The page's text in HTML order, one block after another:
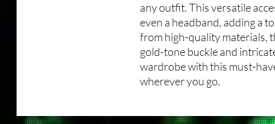
any outfit. This versatile
even a headband, adding a
from high-quality materials,
gold-tone buckle and
wardrobe with this must-
wherever you go.